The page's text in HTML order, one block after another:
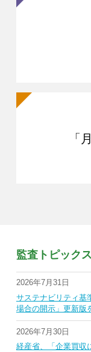
「
監査トピックス
2026年7月31日
サステナビリティ基
場合の開示」更新版
2026年7月30日
経産省、「企業買収